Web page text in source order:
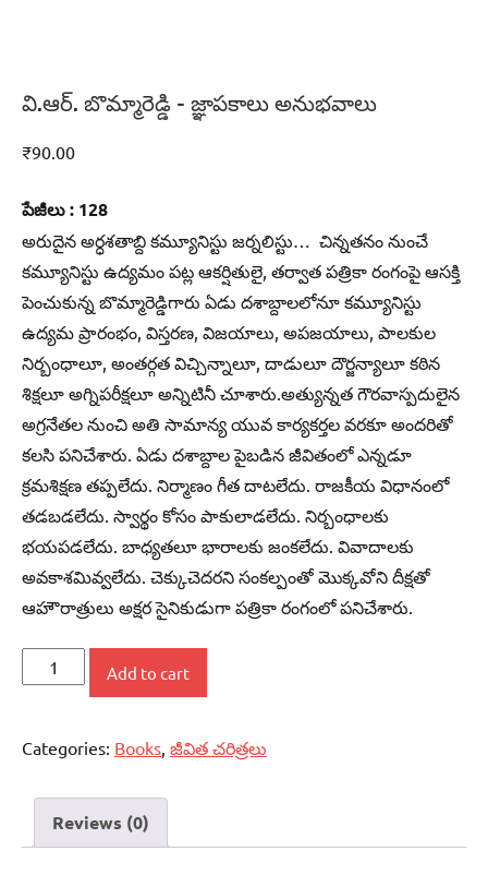
వి.ఆర్‌. బొమ్మారెడ్డి – జ్ఞాపకాలు అనుభవాలు
₹90.00
పేజీలు : 128
అరుదైన అర్ధశతాబ్ది కమ్యూనిస్టు జర్నలిస్టు… చిన్నతనం నుంచే
కమ్యూనిస్టు ఉద్యమం పట్ల ఆకర్షితులై, తర్వాత పత్రికా రంగంపై ఆసక్తి
పెంచుకున్న బొమ్మారెడ్డిగారు ఏడు దశాబ్దాలలోనూ కమ్యూనిస్టు
ఉద్యమ ప్రారంభం, విస్తరణ, విజయాలు, అపజయాలు, పాలకుల
నిర్బంధాలూ, అంతర్గత విచ్చిన్నాలూ, దాడులూ దౌర్జన్యాలూ కఠిన
శిక్షలూ అగ్నిపరీక్షలూ అన్నిటినీ చూశారు.అత్యున్నత గౌరవాస్పదులైన
అగ్రనేతల నుంచి అతి సామాన్య యువ కార్యకర్తల వరకూ అందరితో
కలసి పనిచేశారు. ఏడు దశాబ్దాల పైబడిన జీవితంలో ఎన్నడూ
క్రమశిక్షణ తప్పలేదు. నిర్మాణం గీత దాటలేదు. రాజకీయ విధానంలో
తడబడలేదు. స్వార్థం కోసం పాకులాడలేదు. నిర్బంధాలకు
భయపడలేదు. బాధ్యతలూ భారాలకు జంకలేదు. వివాదాలకు
అవకాశమివ్వలేదు. చెక్కుచెదరని సంకల్పంతో మొక్కవోని దీక్షతో
ఆహౌరాత్రులు అక్షర సైనికుడుగా పత్రికా రంగంలో పనిచేశారు.
వి.ఆర్‌.
బొమ్మారెడ్డి
జ్ఞాపకాలు
quantity
Add to cart
Categories: Books, జీవిత చరిత్రలు
Reviews (0)